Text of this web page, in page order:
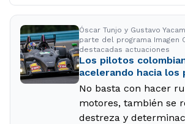
Óscar Tunjo y Gustavo
parte del programa Imagen
destacadas actuaciones
Los pilotos
acelerando hacia los
No basta con hacer
motores, también se
destreza y